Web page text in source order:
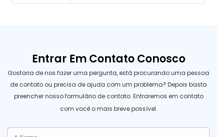
Entrar Em Contato Conosco
Gostaria de nos fazer uma pergunta, está procurando uma pessoa
de contato ou precisa de ajuda com um problema? Depois basta
preencher nosso formulário de contato. Entraremos em contato
com você o mais breve possível.